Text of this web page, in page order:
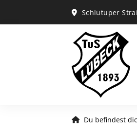
Schlutuper
Du befindest